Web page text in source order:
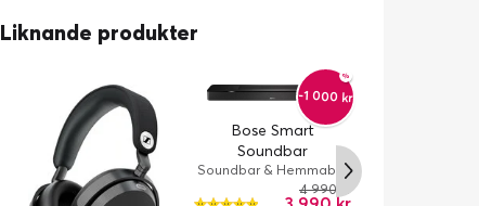
Liknande produkter
-1 000 kr
Bose Smart
Soundbar
Soundbar & Hemmabio
/ Svart / Kabelansluten,
4 990 kr